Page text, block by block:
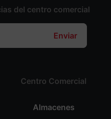
Centro Comercial
Almacenes
del centro comercial
Enviar